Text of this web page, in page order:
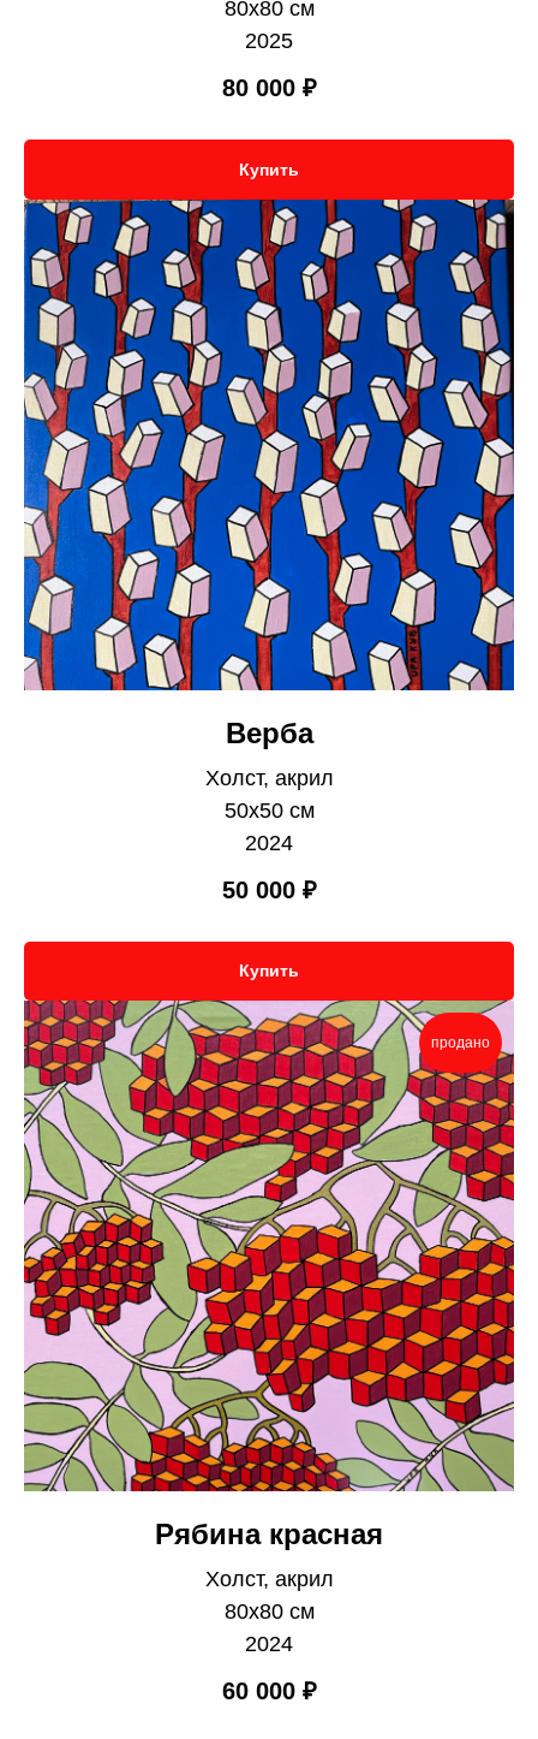
80х80 см
2025
80 000 ₽
Купить
Верба
Холст, акрил
50х50 см
2024
50 000 ₽
Купить
продано
Рябина красная
Холст, акрил
80х80 см
2024
60 000 ₽